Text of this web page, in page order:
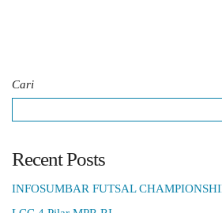
Cari
Recent Posts
INFOSUMBAR FUTSAL